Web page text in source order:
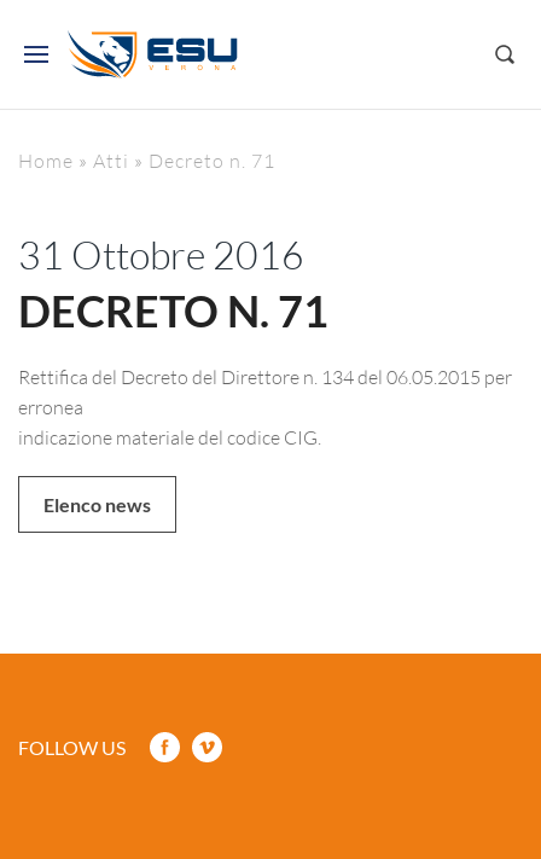
Home » Atti » Decreto n. 71
31 Ottobre 2016
DECRETO N. 71
Rettifica del Decreto del Direttore n. 134 del 06.05.2015 per
erronea
indicazione materiale del codice CIG.
Elenco news
FOLLOW US